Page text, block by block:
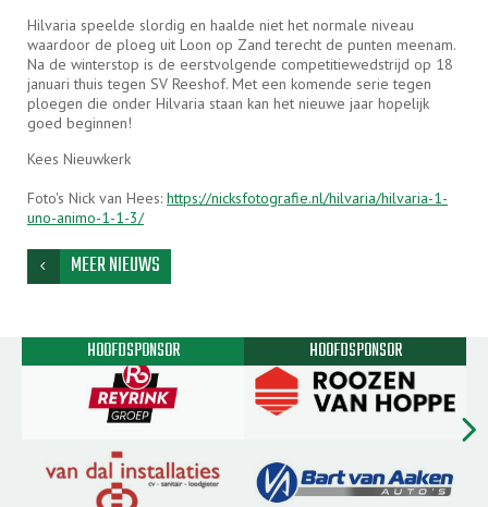
Hilvaria speelde slordig en haalde niet het normale niveau
waardoor de ploeg uit Loon op Zand terecht de punten meenam.
Na de winterstop is de eerstvolgende competitiewedstrijd op 18
januari thuis tegen SV Reeshof. Met een komende serie tegen
ploegen die onder Hilvaria staan kan het nieuwe jaar hopelijk
goed beginnen!
Kees Nieuwkerk
Foto's Nick van Hees: https://nicksfotografie.nl/hilvaria/hilvaria-1-
uno-animo-1-1-3/
MEER NIEUWS
chevron_left
HOOFDSPONSOR HOOFDSPONSOR